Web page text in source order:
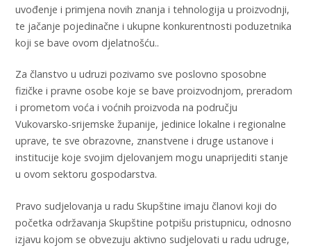
uvođenje i primjena novih znanja i tehnologija u proizvodnji,
te jačanje pojedinačne i ukupne konkurentnosti poduzetnika
koji se bave ovom djelatnošću..
Za članstvo u udruzi pozivamo sve poslovno sposobne
fizičke i pravne osobe koje se bave proizvodnjom, preradom
i prometom voća i voćnih proizvoda na području
Vukovarsko-srijemske županije, jedinice lokalne i regionalne
uprave, te sve obrazovne, znanstvene i druge ustanove i
institucije koje svojim djelovanjem mogu unaprijediti stanje
u ovom sektoru gospodarstva.
Pravo sudjelovanja u radu Skupštine imaju članovi koji do
početka održavanja Skupštine potpišu pristupnicu, odnosno
izjavu kojom se obvezuju aktivno sudjelovati u radu udruge,